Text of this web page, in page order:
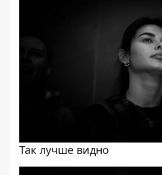
Так лучше видно